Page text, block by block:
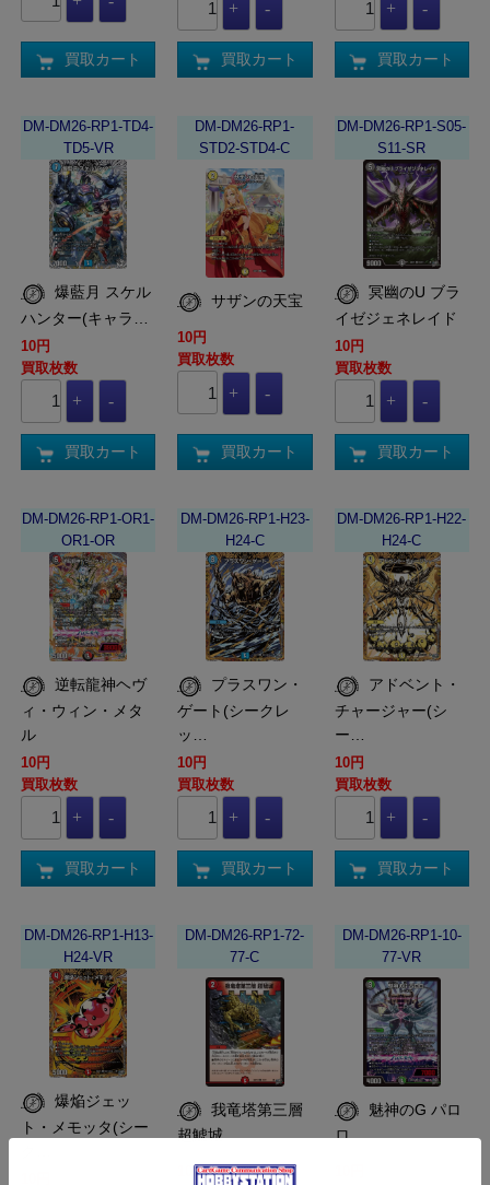
買取カート 買取カート 買取カート
DM-DM26-RP1-TD4-
TD5-VR
ハンター(キャラ…
10円
買取枚数
買取カート
DM-DM26-RP1-
STD2-STD4-C
サザンの天宝
10円
買取枚数
買取カート
DM-DM26-RP1-S05-
S11-SR
イゼジェネレイド
10円
買取枚数
買取カート
DM-DM26-RP1-OR1-
OR1-OR
ィ・ウィン・メタ
ル
10円
買取枚数
買取カート
DM-DM26-RP1-H23-
H24-C
ゲート(シークレ
ッ…
10円
買取枚数
買取カート
DM-DM26-RP1-H22-
H24-C
チャージャー(シ
ー…
10円
買取枚数
買取カート
DM-DM26-RP1-H13-
H24-VR
ト・メモッタ(シー
DM-DM26-RP1-72-
77-C
我竜塔第三層
超鯱城
10円
DM-DM26-RP1-10-
77-VR
ロ